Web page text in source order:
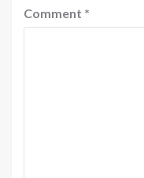
Comment *